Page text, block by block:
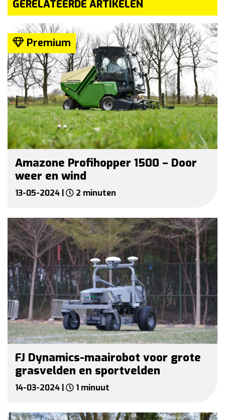
GERELATEERDE ARTIKELEN
Premium
Amazone Profihopper 1500 – Door
weer en wind
13-05-2024 | 2 minuten
FJ Dynamics-maairobot voor grote
grasvelden en sportvelden
14-03-2024 | 1 minuut